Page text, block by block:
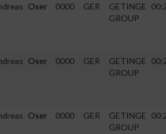
Oser 0000 GER
GETINGE
GROUP
Oser 0000 GER
GETINGE
GROUP
Oser 0000 GER
GETINGE
GROUP